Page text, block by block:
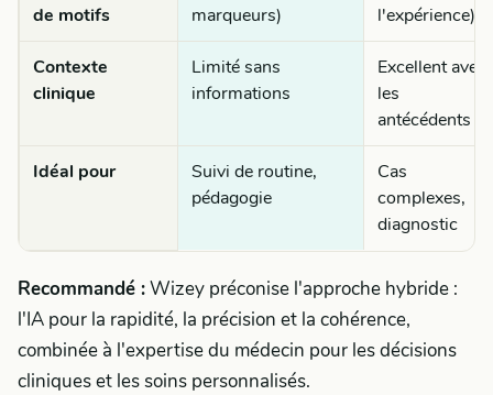
de motifs
marqueurs)
l'expérience)
Contexte
clinique
Limité sans
informations
Excellent avec
les
antécédents
Idéal pour
Suivi de routine,
pédagogie
Cas
complexes,
diagnostic
Recommandé :Wizey préconise l'approche hybride :
l'IA pour la rapidité, la précision et la cohérence,
combinée à l'expertise du médecin pour les décisions
cliniques et les soins personnalisés.